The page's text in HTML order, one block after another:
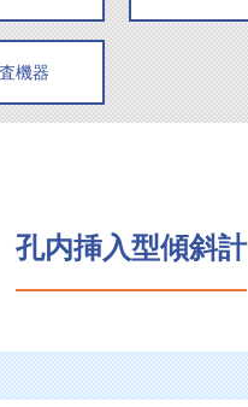
機器
孔内挿入型傾斜計